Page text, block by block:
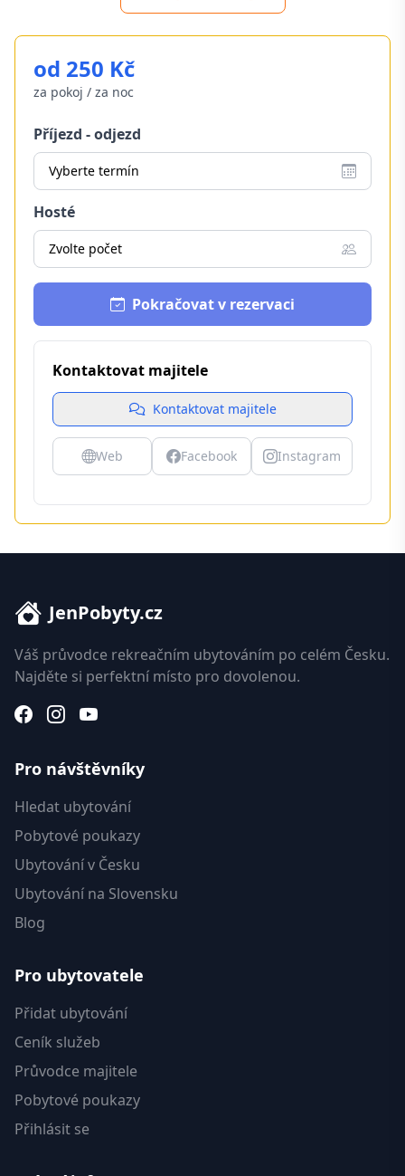
od 250 Kč
za pokoj / za noc
Příjezd - odjezd
Vyberte termín
Hosté
Zvolte počet
Pokračovat v rezervaci
Kontaktovat majitele
Kontaktovat majitele
Web Facebook Instagram
JenPobyty.cz
Váš průvodce rekreačním ubytováním po celém Česku.
Najděte si perfektní místo pro dovolenou.
Pro návštěvníky
Hledat ubytování
Pobytové poukazy
Ubytování v Česku
Ubytování na Slovensku
Blog
Pro ubytovatele
Přidat ubytování
Ceník služeb
Průvodce majitele
Pobytové poukazy
Přihlásit se